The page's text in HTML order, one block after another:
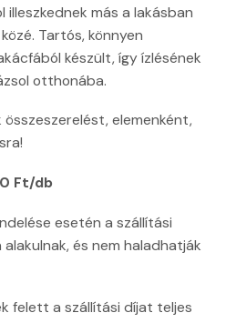
illeszkednek más a lakásban
Tartós, könnyen
készült, így ízlésének
otthonába.
elemenként,
Ft/db
esetén a szállítási
és nem haladhatják
felett a szállítási díjat teljes